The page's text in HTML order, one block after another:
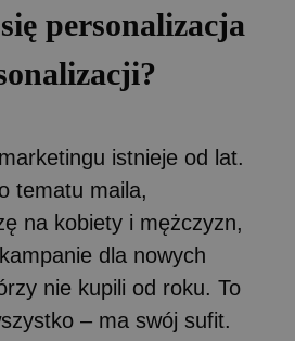
personalizacja
istnieje od lat.
tematu maila,
na kobiety i mężczyzn,
dla nowych
nie kupili od roku. To
– ma swój sufit.